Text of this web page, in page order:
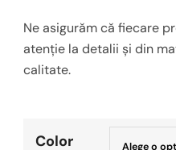
Ne asigurăm că fiecare
atenție la detalii și din
calitate.
Color